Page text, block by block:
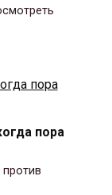
пора
против